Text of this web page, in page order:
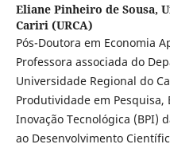
Eliane Pinheiro de Sousa,
Cariri (URCA)
Pós-Doutora em Economia
Professora associada do
Universidade Regional do
Produtividade em
Inovação Tecnológica (BPI)
ao Desenvolvimento